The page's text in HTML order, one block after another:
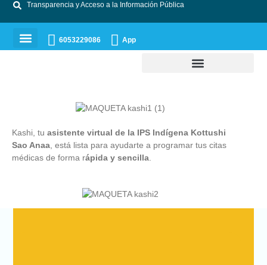
Transparencia y Acceso a la Información Pública
6053229086 App
Kashi, tuasistente virtual de la IPS Indígena Kottushi
Sao Anaa , está lista para ayudarte a programar tus citas
médicas de forma rápida y sencilla